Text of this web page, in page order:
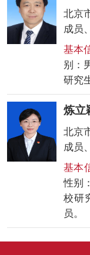
北京
成员
基本
别：
研究
炼立
北京
成员
基本
性别
校研
员。